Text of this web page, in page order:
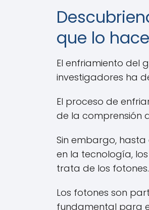
que lo
El enfriamiento del
investigadores ha
El proceso de
de la comprensión
Sin embargo,
en la tecnología,
trata de los fotones.
Los fotones son
fundamental para